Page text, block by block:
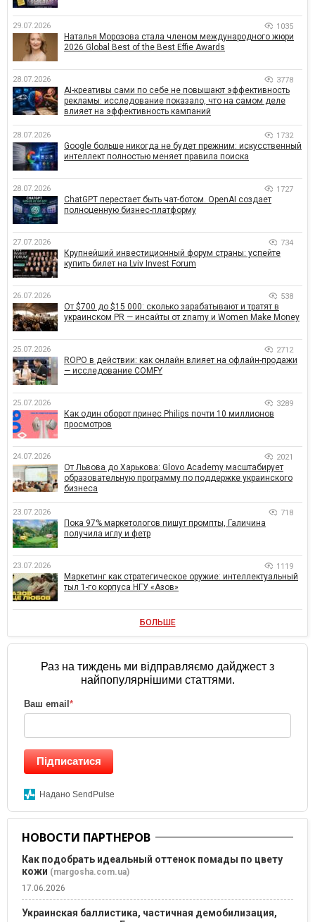
29.07.2026 1035
Наталья Морозова стала членом международного жюри
2026 Global Best of the Best Effie Awards
28.07.2026 3778
AI-креативы сами по себе не повышают эффективность
рекламы: исследование показало, что на самом деле
влияет на эффективность кампаний
28.07.2026 1732
Google больше никогда не будет прежним: искусственный
интеллект полностью меняет правила поиска
28.07.2026 1727
ChatGPT перестает быть чат-ботом. OpenAI создает
полноценную бизнес-платформу
27.07.2026 734
Крупнейший инвестиционный форум страны: успейте
купить билет на Lviv Invest Forum
26.07.2026 538
От $700 до $15 000: сколько зарабатывают и тратят в
украинском PR — инсайты от znamy и Women Make Money
25.07.2026 2712
ROPO в действии: как онлайн влияет на офлайн-продажи
— исследование COMFY
25.07.2026 3289
Как один оборот принес Philips почти 10 миллионов
просмотров
24.07.2026 2021
От Львова до Харькова: Glovo Academy масштабирует
образовательную программу по поддержке украинского
бизнеса
23.07.2026 718
Пока 97% маркетологов пишут промпты, Галичина
получила иглу и фетр
23.07.2026 1119
Маркетинг как стратегическое оружие: интеллектуальный
тыл 1-го корпуса НГУ «Азов»
БОЛЬШЕ
Раз на тиждень ми відправляємо дайджест з
найпопулярнішими статтями.
Ваш email *
Підписатися
Надано SendPulse
НОВОСТИ ПАРТНЕРОВ
Как подобрать идеальный оттенок помады по цвету
кожи (margosha.com.ua)
17.06.2026
Украинская баллистика, частичная демобилизация,